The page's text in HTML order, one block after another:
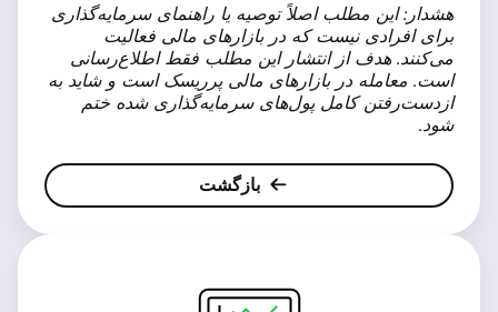
هشدار: این مطلب اصلاً توصیه یا راهنمای سرمایه‌گذاری
برای افرادی نیست که در بازارهای مالی فعالیت
می‌کنند. هدف از انتشار این مطلب فقط اطلاع‌رسانی
است. معامله در بازارهای مالی پرریسک است و شاید به
ازدست‌رفتن کامل پول‌های سرمایه‌گذاری شده ختم
شود.
بازگشت